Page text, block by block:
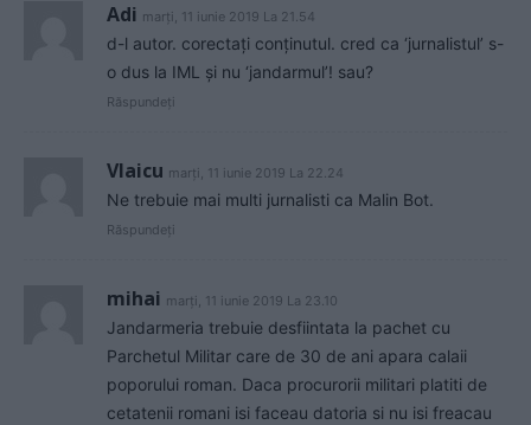
Adi marți, 11 iunie 2019 La 21.54
d-l autor. corectați conținutul. cred ca ‘jurnalistul’ s-
o dus la IML și nu ‘jandarmul’! sau?
Răspundeți
Vlaicu marți, 11 iunie 2019 La 22.24
Ne trebuie mai multi jurnalisti ca Malin Bot.
Răspundeți
mihai marți, 11 iunie 2019 La 23.10
Jandarmeria trebuie desfiintata la pachet cu
Parchetul Militar care de 30 de ani apara calaii
poporului roman. Daca procurorii militari platiti de
cetatenii romani isi faceau datoria si nu isi freacau